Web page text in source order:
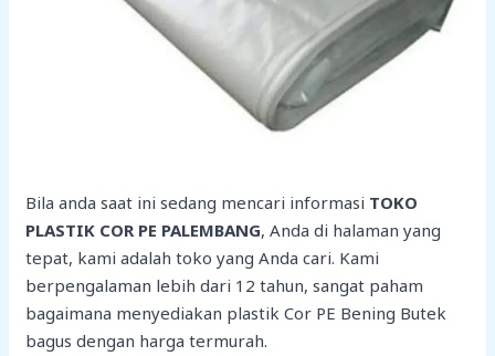
Bila anda saat ini sedang mencari informasi TOKO
PLASTIK COR PE PALEMBANG, Anda di halaman yang
tepat, kami adalah toko yang Anda cari. Kami
berpengalaman lebih dari 12 tahun, sangat paham
bagaimana menyediakan plastik Cor PE Bening Butek
bagus dengan harga termurah.